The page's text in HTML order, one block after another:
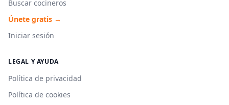
Buscar cocineros
Únete gratis →
Iniciar sesión
LEGAL Y AYUDA
Política de privacidad
Política de cookies